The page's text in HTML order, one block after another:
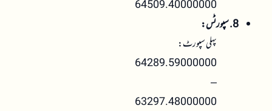
64509.40000000
8. سپورٹس:
پہلی سپورٹ:
64289.59000000
–
63297.48000000